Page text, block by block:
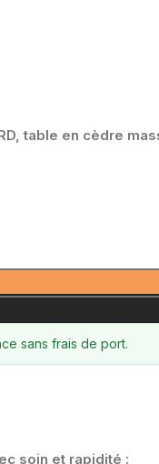
table en cèdre
sans frais de port.
soin et rapidité :